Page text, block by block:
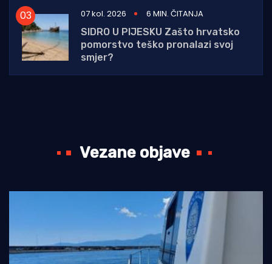
07 kol. 2026
6 MIN. ČITANJA
SIDRO U PIJESKU Zašto hrvatsko
pomorstvo teško pronalazi svoj
smjer?
Vezane objave